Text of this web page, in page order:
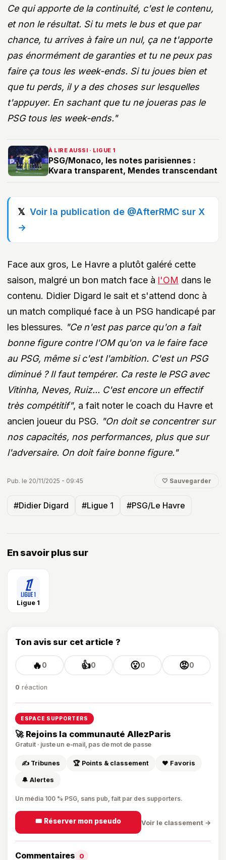
Ce qui apporte de la continuité, c'est le contenu,
et non le résultat. Si tu mets le bus et que par
chance, tu arrives à faire un nul, ça ne t'apporte
pas énormément de garanties et tu ne peux pas
faire ça tous les week-ends. Si tu joues bien et
que tu perds, il y a des choses sur lesquelles
t'appuyer. En sachant que tu ne joueras pas le
PSG tous les week-ends."
À LIRE AUSSI · LIGUE 1
PSG/Monaco, les notes parisiennes :
Kvara transparent, Mendes transcendant
Voir la publication de @AfterRMC sur X
→
Face aux gros, Le Havre a plutôt galéré cette
saison, malgré un bon match face à l'OM dans le
contenu. Didier Digard le sait et s'attend donc à
un match compliqué face à un PSG handicapé par
les blessures. "Ce n'est pas parce qu'on a fait
bonne figure contre l'OM qu'on va le faire face
au PSG, même si c'est l'ambition. C'est un PSG
diminué ? Il faut tempérer. Ca reste le PSG avec
Vitinha, Neves, Ruiz... C'est encore un effectif
très compétitif", a fait noter le coach du Havre et
ancien joueur du PSG. "On doit se concentrer sur
nos capacités, nos performances, plus que sur
l'adversaire. On doit faire bonne figure."
Pub. le 20/11/2025 - 09:45 🤍 Sauvegarder
#Didier Digard #Ligue 1 #PSG/Le Havre
En savoir plus sur
Ligue 1
Ton avis sur cet article ?
🔥0 👍0 😮0 😡0
0 réaction
ESPACE SUPPORTERS
🚀 Rejoins la communauté AllezParis
Gratuit · juste un e-mail, pas de mot de passe
✍️ Tribunes 🏆 Points & classement ❤️ Favoris
🔔 Alertes
Un média 100 % PSG, sans pub, fait par des supporters.
🎟️ Réserver mon pseudo Voir le classement →
Commentaires 0